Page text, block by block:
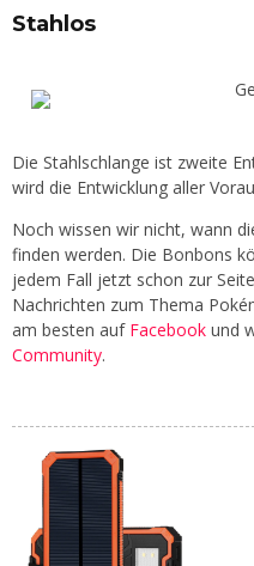
Stahlos
Die Stahlschlange ist zweite
wird die Entwicklung aller
Noch wissen wir nicht, wann
finden werden. Die Bonbons
jedem Fall jetzt schon zur
Nachrichten zum Thema
am besten auf Facebook und
Community.